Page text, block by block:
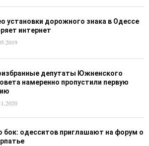
установки дорожного знака в Одессе
интернет
депутаты Южненского
намеренно пропустили первую
бок: одесситов приглашают на форум о